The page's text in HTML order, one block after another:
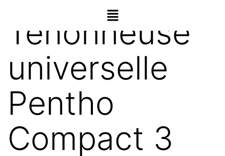
Tenonneuse
universelle
Pentho
Compact 3